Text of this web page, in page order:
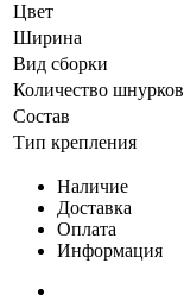
Цвет
Ширина
Вид сборки
Количество шнурков
Состав
Тип крепления
Наличие
Доставка
Оплата
Информация